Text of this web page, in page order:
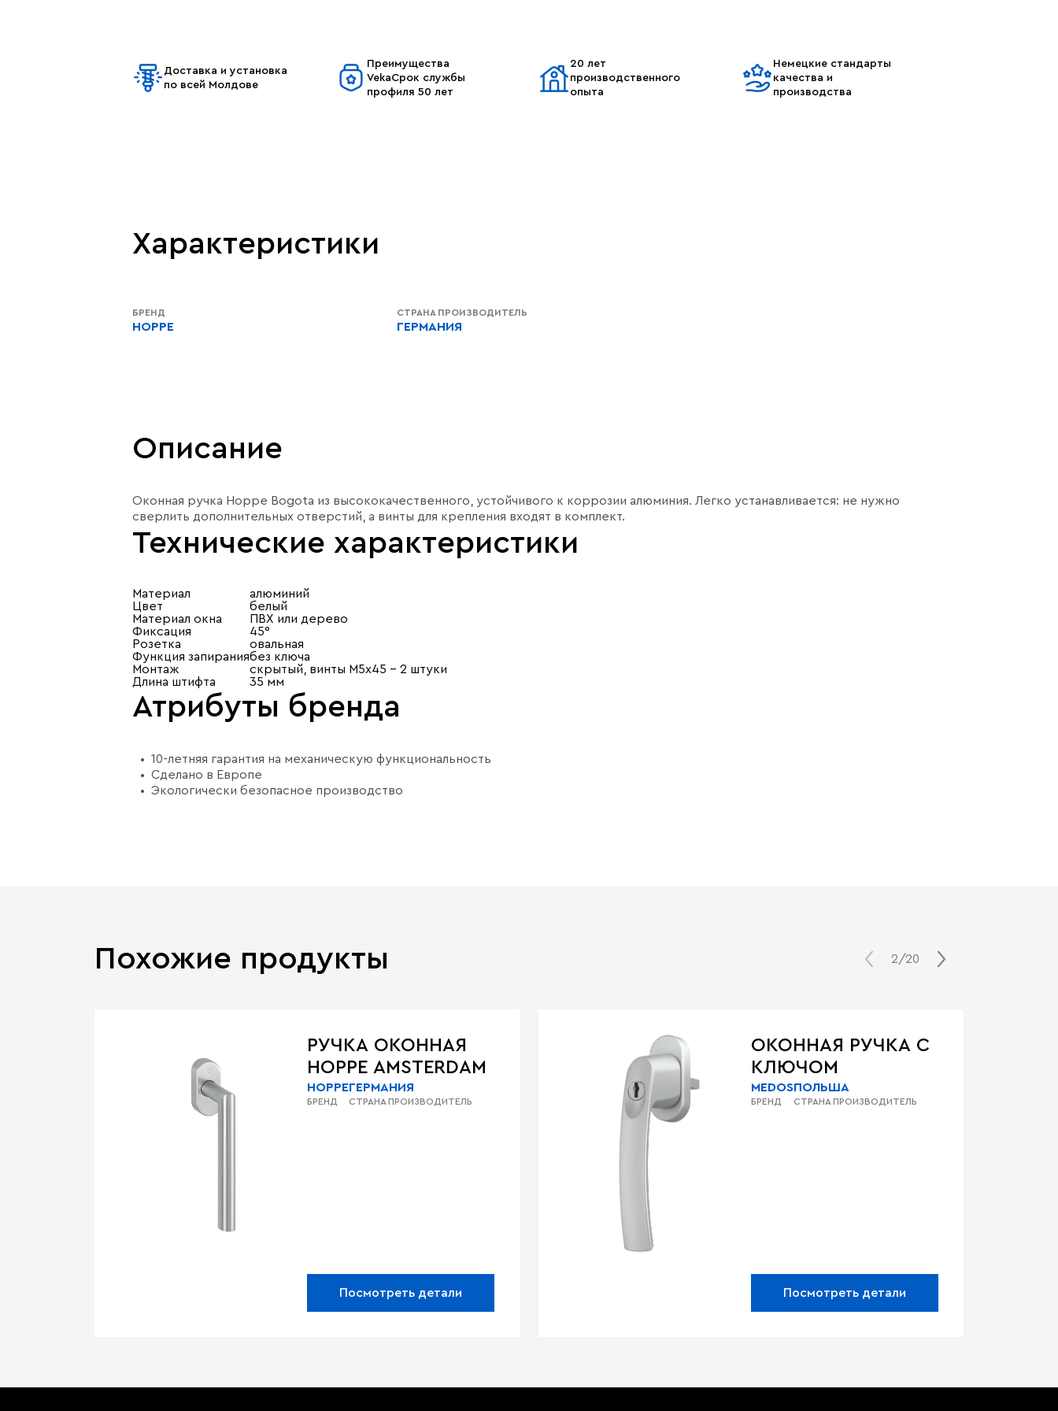
Доставка и установка
по всей Молдове
Преимущества
VekaСрок службы
профиля 50 лет
20 лет
производственного
опыта
Немецкие стандарты
качества и
производства
Характеристики
БРЕНД
HOPPE
СТРАНА ПРОИЗВОДИТЕЛЬ
ГЕРМАНИЯ
Описание
Оконная ручка Hoppe Bogota из высококачественного, устойчивого к коррозии алюминия. Легко устанавливается: не нужно
сверлить дополнительных отверстий, а винты для крепления входят в комплект.
Технические характеристики
Материал
алюминий
Цвет
белый
Материал окна
ПВХ или дерево
Фиксация
45°
Розетка
овальная
Функция запираниябез ключа
Монтаж
скрытый, винты M5х45 - 2 штуки
Длина штифта
35 мм
Атрибуты бренда
10-летняя гарантия на механическую функциональность
Сделано в Европе
Экологически безопасное производство
Похожие продукты 2/20
РУЧКА ОКОННАЯ
HOPPE AMSTERDAM
HOPPE
БРЕНД
ГЕРМАНИЯ
СТРАНА ПРОИЗВОДИТЕЛЬ
Посмотреть детали
ОКОННАЯ РУЧКА С
КЛЮЧОМ
MEDOS
БРЕНД
ПОЛЬША
СТРАНА ПРОИЗВОДИТЕЛЬ
Посмотреть детали